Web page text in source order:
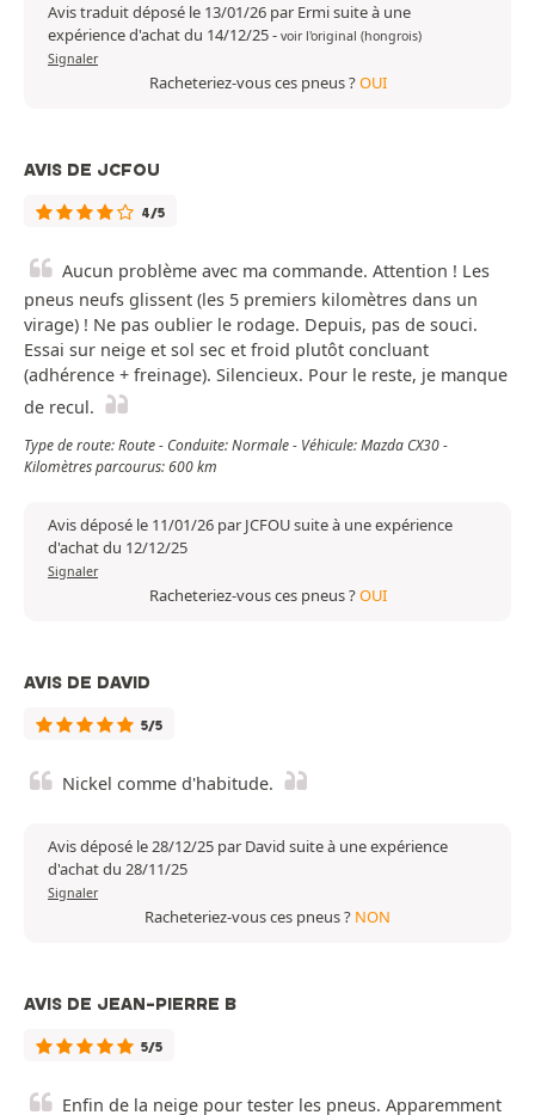
Avis traduit déposé le 13/01/26 par Ermi suite à une
expérience d'achat du 14/12/25- voir l'original (hongrois)
Signaler
Racheteriez-vous ces pneus ?OUI
AVIS DE JCFOU
4/5
Aucun problème avec ma commande. Attention ! Les
pneus neufs glissent (les 5 premiers kilomètres dans un
virage) ! Ne pas oublier le rodage. Depuis, pas de souci.
Essai sur neige et sol sec et froid plutôt concluant
(adhérence + freinage). Silencieux. Pour le reste, je manque
de recul.
Type de route: Route - Conduite: Normale - Véhicule: Mazda CX30 -
Kilomètres parcourus: 600 km
Avis déposé le 11/01/26 par JCFOU suite à une expérience
d'achat du 12/12/25
Signaler
Racheteriez-vous ces pneus ?OUI
AVIS DE DAVID
5/5
Nickel comme d'habitude.
Avis déposé le 28/12/25 par David suite à une expérience
d'achat du 28/11/25
Signaler
Racheteriez-vous ces pneus ? NON
AVIS DE JEAN-PIERRE B
5/5
Enfin de la neige pour tester les pneus. Apparemment